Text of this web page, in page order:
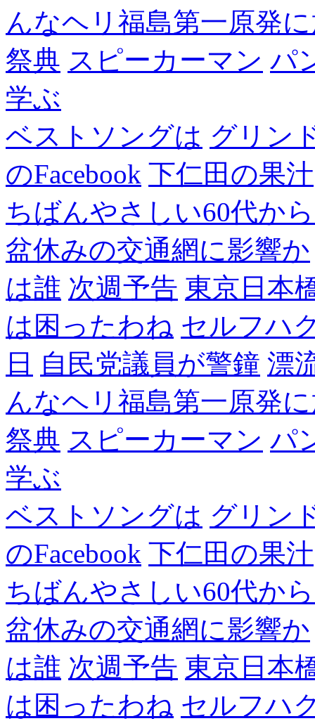
んなヘリ福島第一原発
祭典 スピーカーマン パ
学ぶ
ベストソングは グリン
のFacebook 下仁田の果汁
ちばんやさしい60代から
盆休みの交通網に影響か
は誰 次週予告 東京日本
は困ったわね セルフハ
日 自民党議員が警鐘 漂
んなヘリ福島第一原発
祭典 スピーカーマン パ
学ぶ
ベストソングは グリン
のFacebook 下仁田の果汁
ちばんやさしい60代から
盆休みの交通網に影響か
は誰 次週予告 東京日本
は困ったわね セルフハ